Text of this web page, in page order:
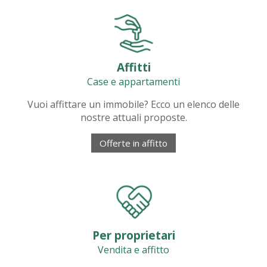
Affitti
Case e appartamenti
Vuoi affittare un immobile? Ecco un elenco delle
nostre attuali proposte.
Offerte in affitto
Per proprietari
Vendita e affitto